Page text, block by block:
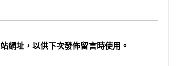
網址，以供下次發佈留言時使用。